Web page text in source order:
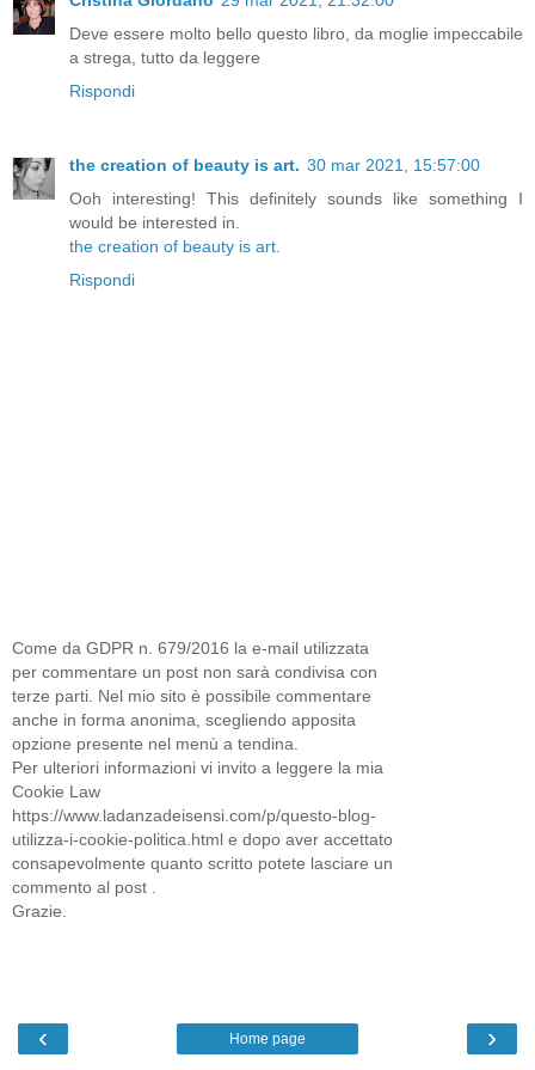
Deve essere molto bello questo libro, da moglie impeccabile
a strega, tutto da leggere
Rispondi
the creation of beauty is art. 30 mar 2021, 15:57:00
Ooh interesting! This definitely sounds like something I
would be interested in.
the creation of beauty is art.
Rispondi
Come da GDPR n. 679/2016 la e-mail utilizzata
per commentare un post non sarà condivisa con
terze parti. Nel mio sito è possibile commentare
anche in forma anonima, scegliendo apposita
opzione presente nel menù a tendina.
Per ulteriori informazioni vi invito a leggere la mia
Cookie Law
https://www.ladanzadeisensi.com/p/questo-blog-
utilizza-i-cookie-politica.html e dopo aver accettato
consapevolmente quanto scritto potete lasciare un
commento al post .
Grazie.
‹ ›
Home page